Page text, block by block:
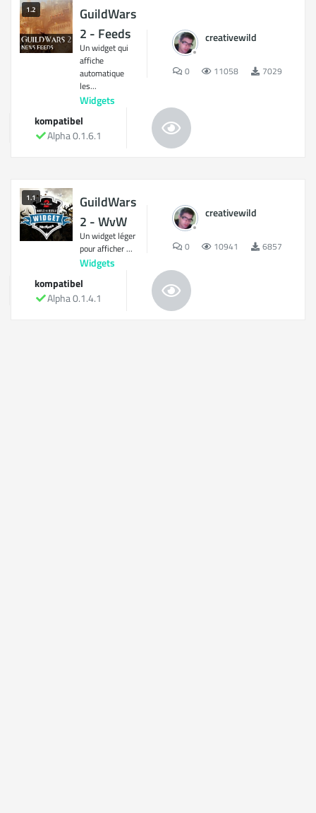
1.2
GuildWars
2 - Feeds
Un widget qui
affiche
automatique
les...
Widgets
creativewild
0 11058 7029
kompatibel
Alpha 0.1.6.1
1.1
GuildWars
2 - WvW
Un widget léger
pour afficher ...
Widgets
creativewild
0 10941 6857
kompatibel
Alpha 0.1.4.1